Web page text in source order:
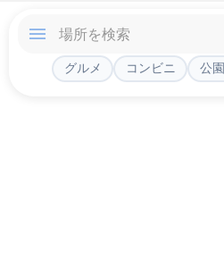
グルメ コンビニ 公園